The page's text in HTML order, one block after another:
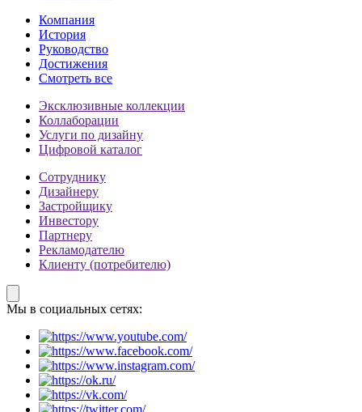
Компания
История
Руководство
Достижения
Смотреть все
Эксклюзивные коллекции
Коллаборации
Услуги по дизайну
Цифровой каталог
Сотруднику
Дизайнеру
Застройщику
Инвестору
Партнеру
Рекламодателю
Клиенту (потребителю)
Мы в социальных сетях: